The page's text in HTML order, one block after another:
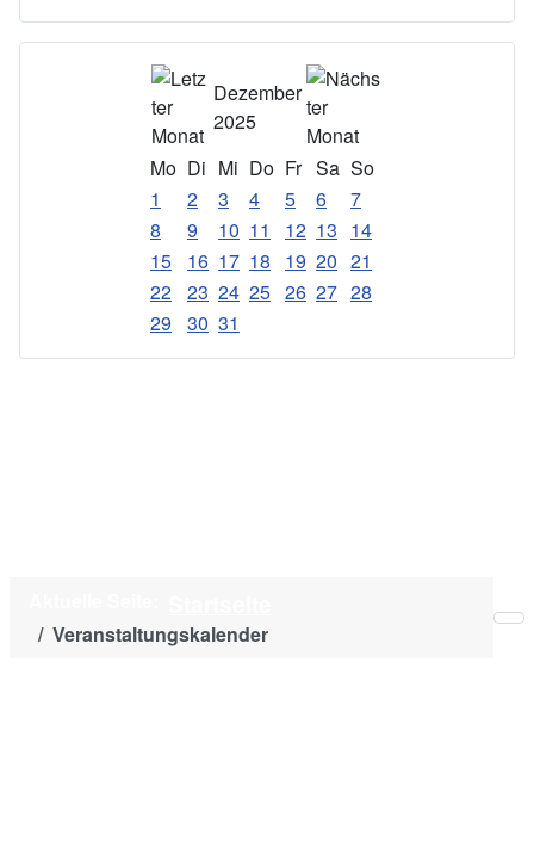
Dezember
2025
Mo Di Mi Do Fr Sa So
1
2 3 4 5 6
7
8
9 10 11 12 13 14
15
16 17 18 19 20 21
22 23 24 25 26 27 28
29
30 31
Veranstaltungskalender